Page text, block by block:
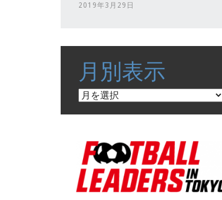
2019年3月29日
月別表示
月